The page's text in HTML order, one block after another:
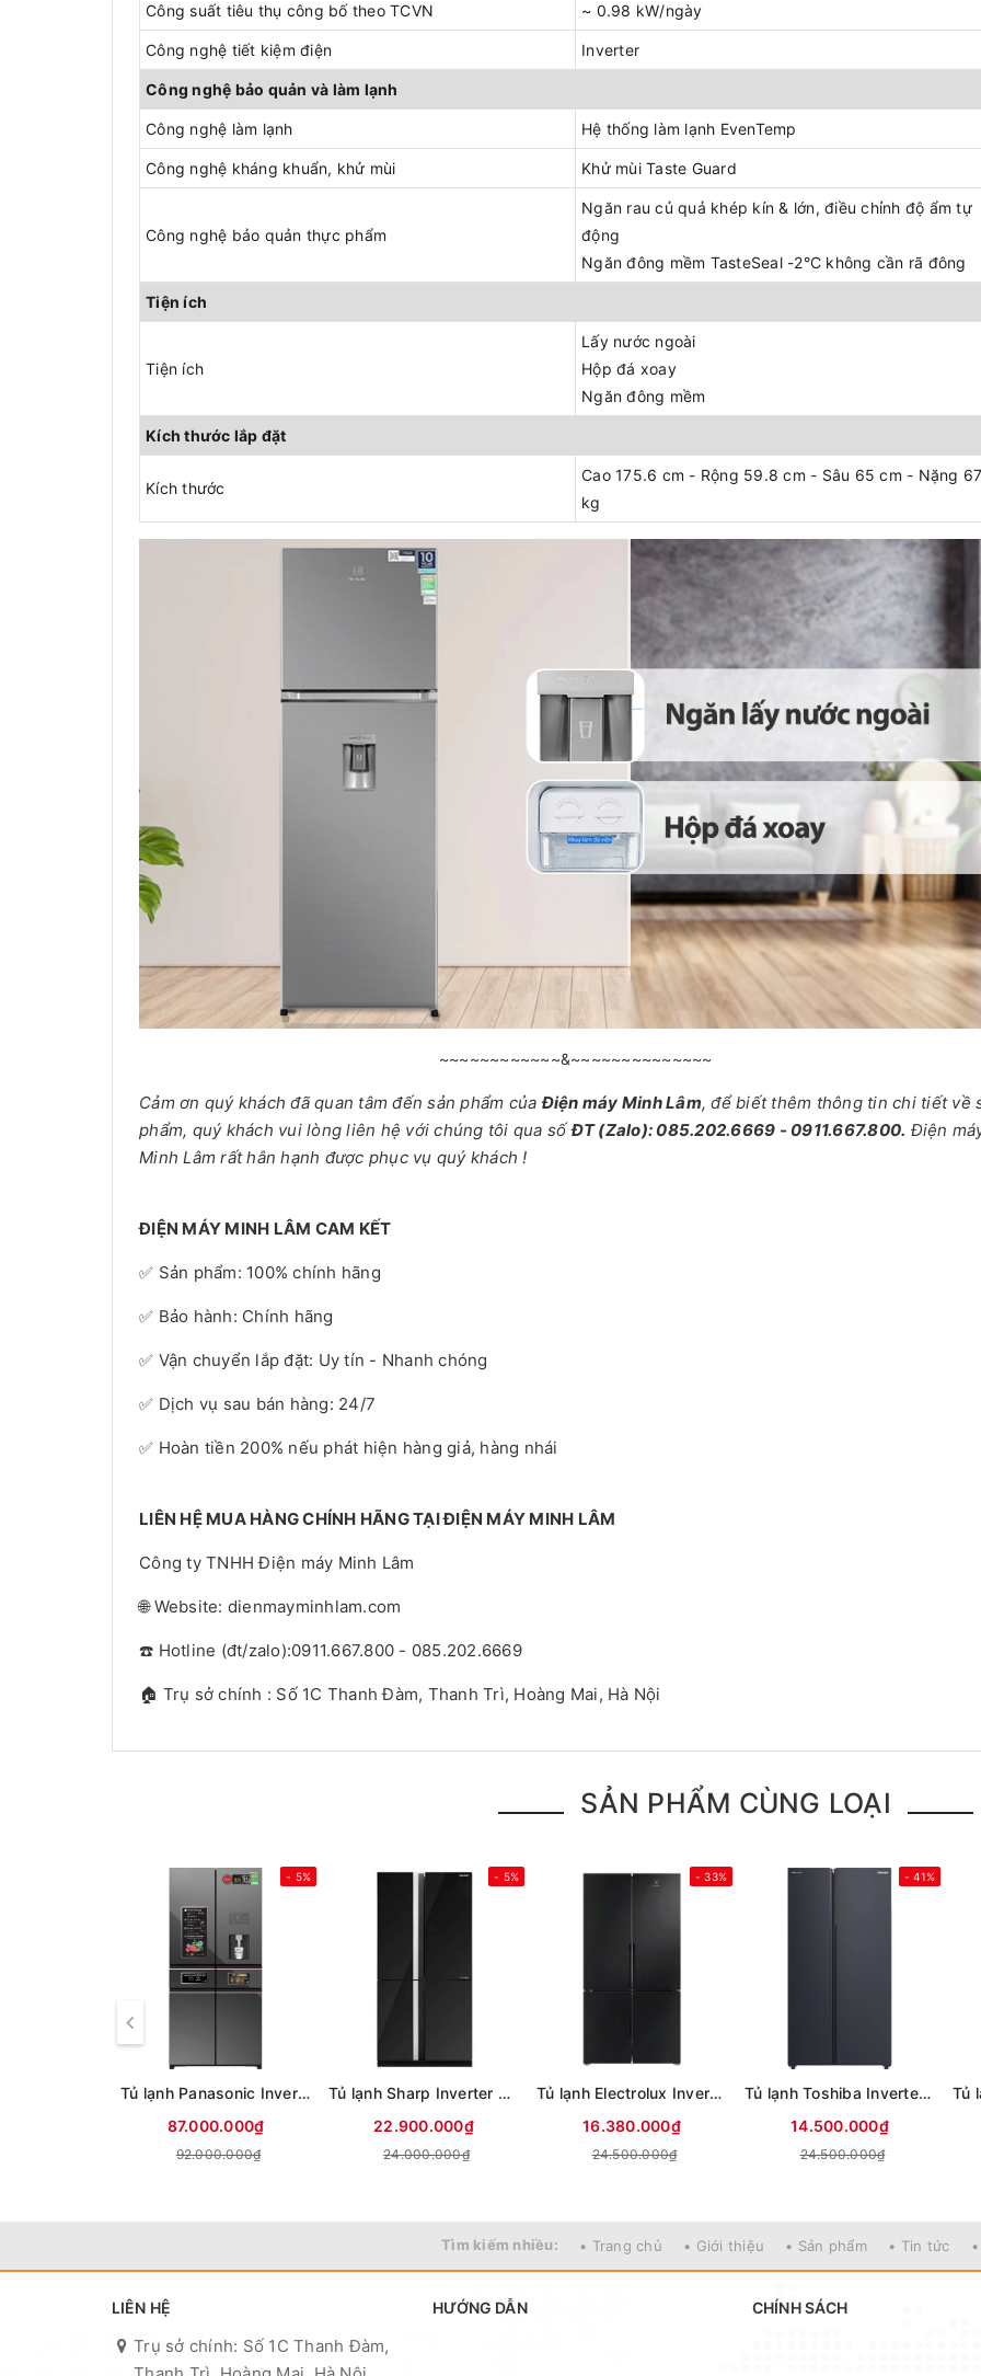
Công suất tiêu thụ công bố theo TCVN ~ 0.98 kW/ngày
Công nghệ tiết kiệm điện Inverter
Công nghệ bảo quản và làm lạnh
Công nghệ làm lạnh Hệ thống làm lạnh EvenTemp
Công nghệ kháng khuẩn, khử mùi Khử mùi Taste Guard
Công nghệ bảo quản thực phẩm
Ngăn rau củ quả khép kín & lớn, điều chỉnh độ ẩm tự
động
Ngăn đông mềm TasteSeal -2°C không cần rã đông
Tiện ích
Tiện ích
Lấy nước ngoài
Hộp đá xoay
Ngăn đông mềm
Kích thước lắp đặt
Kích thước
Cao 175.6 cm - Rộng 59.8 cm - Sâu 65 cm - Nặng
kg
~~~~~~~~~~~~&~~~~~~~~~~~~~~
Cảm ơn quý khách đã quan tâm đến sản phẩm củaĐiện máy Minh Lâm, để biết thêm thông tin chi tiết về
phẩm, quý khách vui lòng liên hệ với chúng tôi qua sốĐT (Zalo): 085.202.6669 - 0911.667.800. Điện
Minh Lâm rất hân hạnh được phục vụ quý khách !
ĐIỆN MÁY MINH LÂM CAM KẾT
✅ Sản phẩm: 100% chính hãng
✅ Bảo hành: Chính hãng
✅ Vận chuyển lắp đặt: Uy tín - Nhanh chóng
✅ Dịch vụ sau bán hàng: 24/7
✅ Hoàn tiền 200% nếu phát hiện hàng giả, hàng nhái
LIÊN HỆ MUA HÀNG CHÍNH HÃNG TẠI ĐIỆN MÁY MINH LÂM
Công ty TNHH Điện máy Minh Lâm
🌐 Website: dienmayminhlam.com
☎️ Hotline (đt/zalo):0911.667.800 - 085.202.6669
🏠 Trụ sở chính : Số 1C Thanh Đàm, Thanh Trì, Hoàng Mai, Hà Nội
SẢN PHẨM CÙNG LOẠI
- 5%
Tủ lạnh Panasonic Inverter 650 lít PRIME+ Edition Multi Door NR-WY720ZMMV
87.000.000₫
92.000.000₫
- 5%
Tủ lạnh Sharp Inverter 611 lít Multi Door SJ-FXPI700VG-BK
22.900.000₫
24.000.000₫
- 33%
Tủ lạnh Electrolux Inverter 564 lít Multi Door EQE5700B-B
16.380.000₫
24.500.000₫
- 41%
Tủ lạnh Toshiba Inverter 711 lít Side By Side GR-RS910WI-PMV(06)-MG (Mới 2025)
14.500.000₫
24.500.000₫
Tìm kiếm nhiều: • Trang chủ • Giới thiệu • Sản phẩm • Tin tức
LIÊN HỆ
Trụ sở chính: Số 1C Thanh Đàm,
HƯỚNG DẪN CHÍNH SÁCH